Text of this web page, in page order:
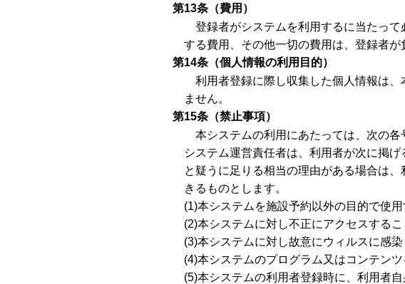
第13条（費用）
登録者がシステムを利用するに当たっ
する費用、その他一切の費用は、登録者が
第14条（個人情報の利用目的）
利用者登録に際し収集した個人情報は
ません。
第15条（禁止事項）
本システムの利用にあたっては、次の各
システム運営責任者は、利用者が次に掲
と疑うに足りる相当の理由がある場合は
きるものとします。
(1)本システムを施設予約以外の目的で使用
(2)本システムに対し不正にアクセスするこ
(3)本システムに対し故意にウィルスに感
(4)本システムのプログラム又はコンテン
(5)本システムの利用者登録時に、利用者